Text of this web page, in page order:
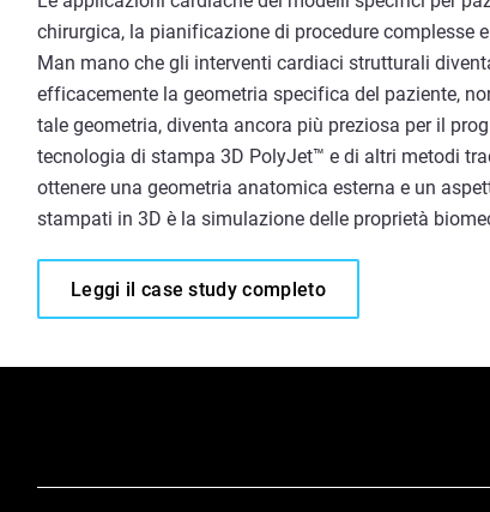
chirurgica, la pianificazione di procedure complesse
Man mano che gli interventi cardiaci strutturali
efficacemente la geometria specifica del paziente,
tale geometria, diventa ancora più preziosa per il
tecnologia di stampa 3D PolyJet™ e di altri metodi
ottenere una geometria anatomica esterna e un
stampati in 3D è la simulazione delle proprietà
Leggi il case study completo